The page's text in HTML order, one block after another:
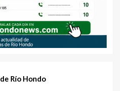
Río Hondo